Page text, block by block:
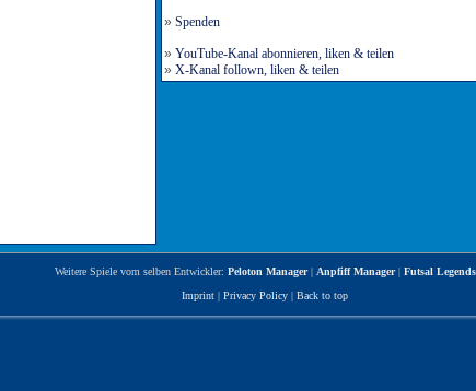
» Spenden
» YouTube-Kanal abonnieren, liken & teilen
» X-Kanal follown, liken & teilen
Weitere Spiele vom selben Entwickler: Peloton Manager| Anpfiff Manager| Futsal Legends
Imprint | Privacy Policy | Back to top